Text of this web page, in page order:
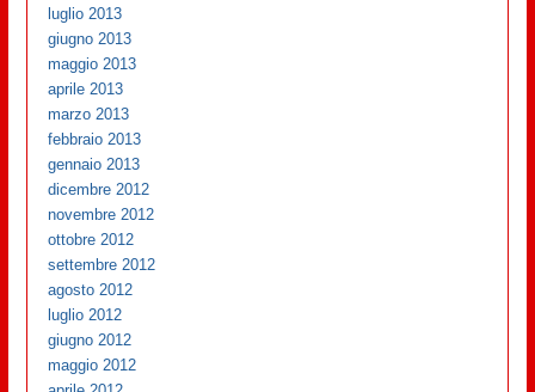
luglio 2013
giugno 2013
maggio 2013
aprile 2013
marzo 2013
febbraio 2013
gennaio 2013
dicembre 2012
novembre 2012
ottobre 2012
settembre 2012
agosto 2012
luglio 2012
giugno 2012
maggio 2012